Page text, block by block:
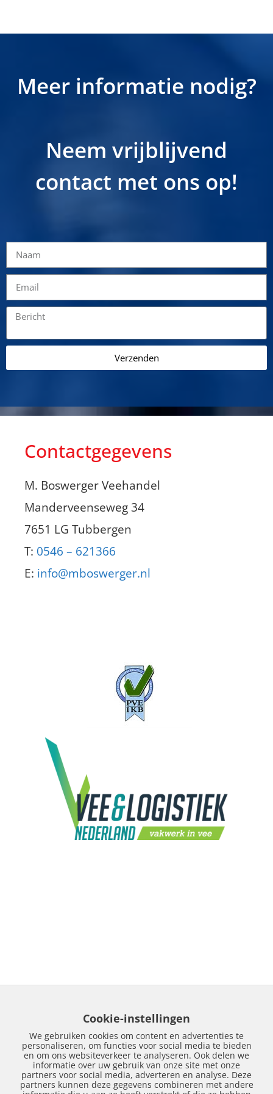
Meer informatie nodig?
Neem vrijblijvend
contact met ons op!
Verzenden
Contactgegevens
M. Boswerger Veehandel
Manderveenseweg 34
7651 LG Tubbergen
T: 0546 – 621366
E: info@mboswerger.nl
Cookie-instellingen
We gebruiken cookies om content en advertenties te
personaliseren, om functies voor social media te bieden
en om ons websiteverkeer te analyseren. Ook delen we
informatie over uw gebruik van onze site met onze
partners voor social media, adverteren en analyse. Deze
partners kunnen deze gegevens combineren met andere